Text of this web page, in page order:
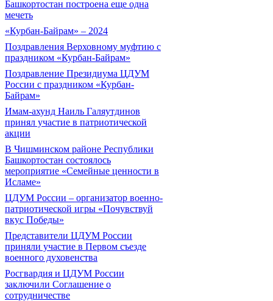
Башкортостан построена еще одна
мечеть
«Курбан-Байрам» – 2024
Поздравления Верховному муфтию с
праздником «Курбан-Байрам»
Поздравление Президиума ЦДУМ
России с праздником «Курбан-
Байрам»
Имам-ахунд Наиль Галяутдинов
принял участие в патриотической
акции
В Чишминском районе Республики
Башкортостан состоялось
мероприятие «Семейные ценности в
Исламе»
ЦДУМ России – организатор военно-
патриотической игры «Почувствуй
вкус Победы»
Представители ЦДУМ России
приняли участие в Первом съезде
военного духовенства
Росгвардия и ЦДУМ России
заключили Соглашение о
сотрудничестве